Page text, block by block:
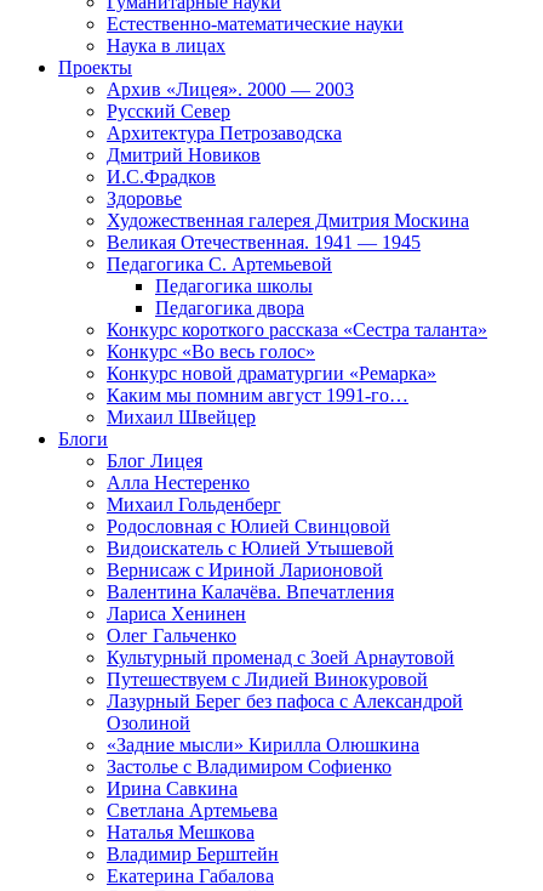
Естественно-математические науки
Наука в лицах
Проекты
Архив «Лицея». 2000 — 2003
Русский Север
Архитектура Петрозаводска
Дмитрий Новиков
И.С.Фрадков
Здоровье
Художественная галерея Дмитрия Москина
Великая Отечественная. 1941 — 1945
Педагогика С. Артемьевой
Педагогика школы
Педагогика двора
Конкурс короткого рассказа «Сестра таланта»
Конкурс «Во весь голос»
Конкурс новой драматургии «Ремарка»
Каким мы помним август 1991-го…
Михаил Швейцер
Блоги
Блог Лицея
Алла Нестеренко
Михаил Гольденберг
Родословная с Юлией Свинцовой
Видоискатель с Юлией Утышевой
Вернисаж с Ириной Ларионовой
Валентина Калачёва. Впечатления
Лариса Хенинен
Олег Гальченко
Культурный променад с Зоей Арнаутовой
Путешествуем с Лидией Винокуровой
Лазурный Берег без пафоса с Александрой
Озолиной
«Задние мысли» Кирилла Олюшкина
Застолье с Владимиром Софиенко
Ирина Савкина
Светлана Артемьева
Наталья Мешкова
Владимир Берштейн
Екатерина Габалова